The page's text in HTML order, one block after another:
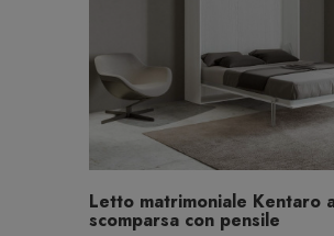
Letto matrimoniale Kentaro
scomparsa con pensile